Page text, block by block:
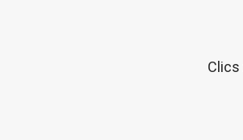
Clics